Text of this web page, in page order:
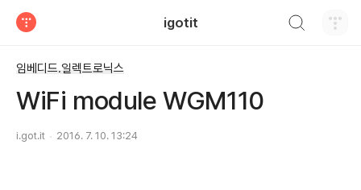
igotit
임베디드.일렉트로닉스
WiFi module WGM110
i.got.it 2016. 7. 10. 13:24